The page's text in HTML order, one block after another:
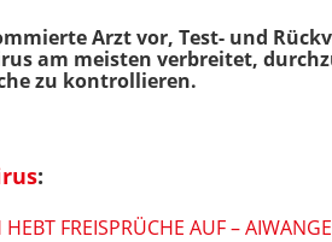
Arzt vor, Test- und
am meisten verbreitet,
zu kontrollieren.
:
FREISPRÜCHE AUF –